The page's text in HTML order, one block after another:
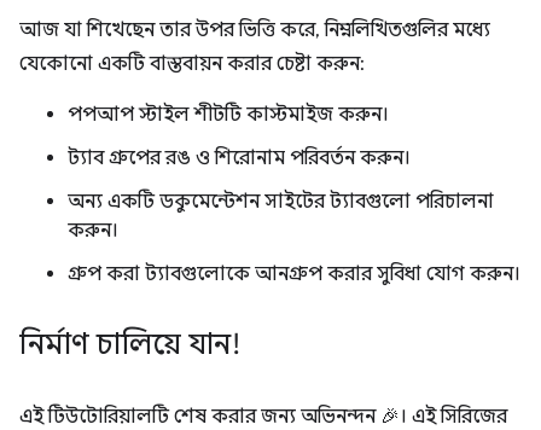
আজ যা শিখেছেন তার উপর ভিত্তি করে, নিম্নলিখিতগুলির মধ্যে
যেকোনো একটি বাস্তবায়ন করার চেষ্টা করুন:
পপআপ স্টাইল শীটটি কাস্টমাইজ করুন।
ট্যাব গ্রুপের রঙ ও শিরোনাম পরিবর্তন করুন।
অন্য একটি ডকুমেন্টেশন সাইটের ট্যাবগুলো পরিচালনা
করুন।
গ্রুপ করা ট্যাবগুলোকে আনগ্রুপ করার সুবিধা যোগ করুন।
নির্মাণ চালিয়ে যান!
এই টিউটোরিয়ালটি শেষ করার জন্য অভিনন্দন 🎉। এই সিরিজের